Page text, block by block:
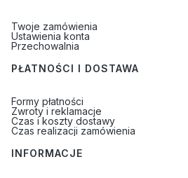
Twoje zamówienia
Ustawienia konta
Przechowalnia
PŁATNOŚCI I DOSTAWA
Formy płatności
Zwroty i reklamacje
Czas i koszty dostawy
Czas realizacji zamówienia
INFORMACJE